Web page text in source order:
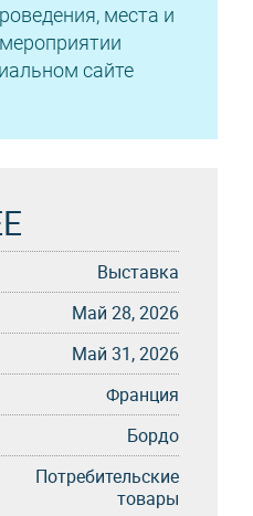
места и
сайте
Выставка
Май 28, 2026
Май 31, 2026
Франция
Бордо
Потребительские
товары